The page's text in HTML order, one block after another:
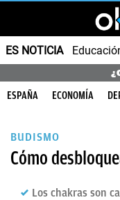
ES NOTICIA
ESPAÑA ECONOMÍA
BUDISMO
Cómo
Los chakras son